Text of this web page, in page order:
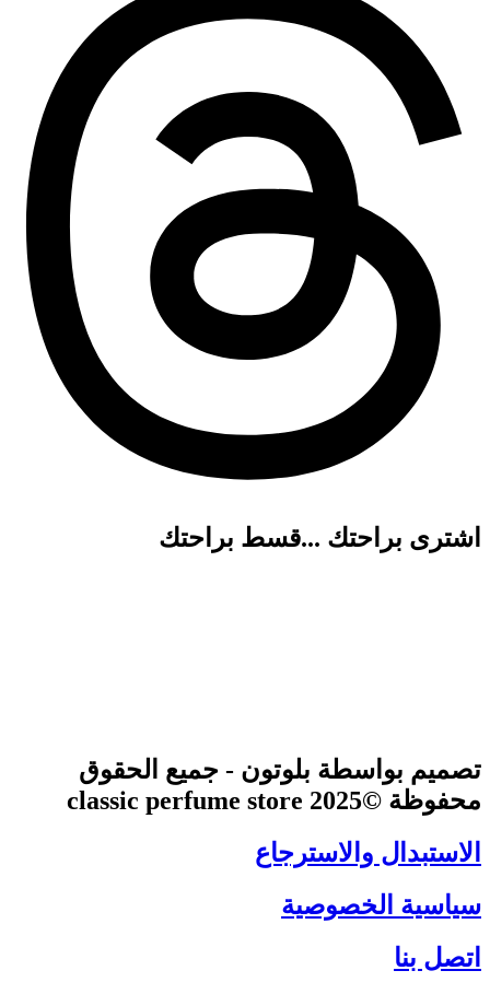
اشترى براحتك ...قسط براحتك
تصميم بواسطة بلوتون - جميع الحقوق
محفوظة ©2025 classic perfume store
الاستبدال والاسترجاع
سياسية الخصوصية
اتصل بنا